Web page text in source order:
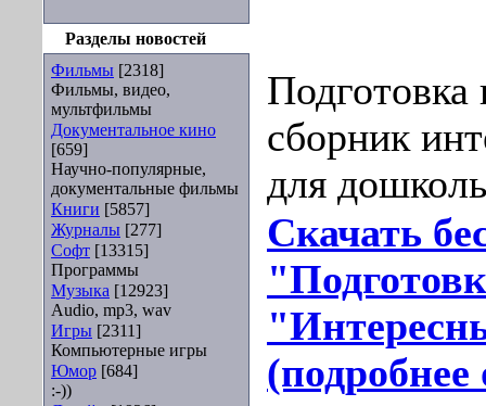
Разделы новостей
Фильмы [2318]
Фильмы, видео,
мультфильмы
Документальное кино
[659]
Научно-популярные,
документальные фильмы
Книги [5857]
Журналы [277]
Софт [13315]
Программы
Музыка [12923]
Audio, mp3, wav
Игры [2311]
Компьютерные игры
Юмор [684]
:-))
сборник
для
Скачать
(подробнее